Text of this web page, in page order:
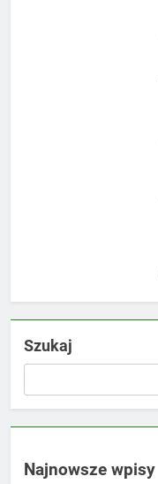
Szukaj
Najnowsze wpisy